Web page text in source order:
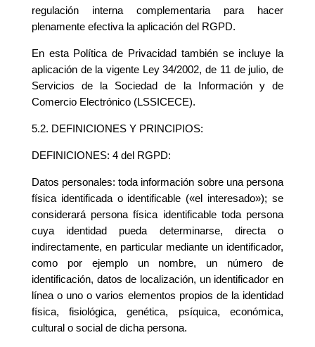
regulación interna complementaria para hacer
plenamente efectiva la aplicación del RGPD.
En esta Política de Privacidad también se incluye la
aplicación de la vigente Ley 34/2002, de 11 de julio, de
Servicios de la Sociedad de la Información y de
Comercio Electrónico (LSSICECE).
5.2. DEFINICIONES Y PRINCIPIOS:
DEFINICIONES: 4 del RGPD:
Datos personales: toda información sobre una persona
física identificada o identificable («el interesado»); se
considerará persona física identificable toda persona
cuya identidad pueda determinarse, directa o
indirectamente, en particular mediante un identificador,
como por ejemplo un nombre, un número de
identificación, datos de localización, un identificador en
línea o uno o varios elementos propios de la identidad
física, fisiológica, genética, psíquica, económica,
cultural o social de dicha persona.